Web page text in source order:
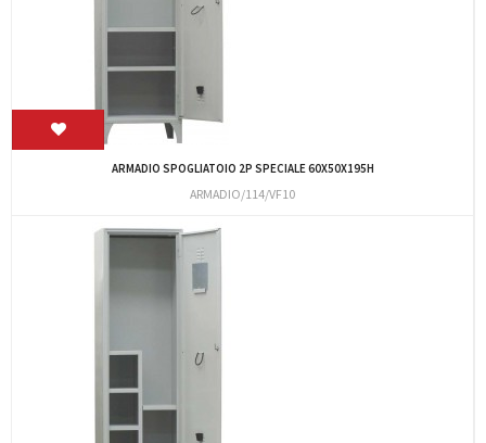
ARMADIO SPOGLIATOIO 2P SPECIALE 60X50X195H
ARMADIO/114/VF10